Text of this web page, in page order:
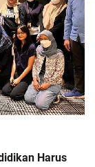
Harus